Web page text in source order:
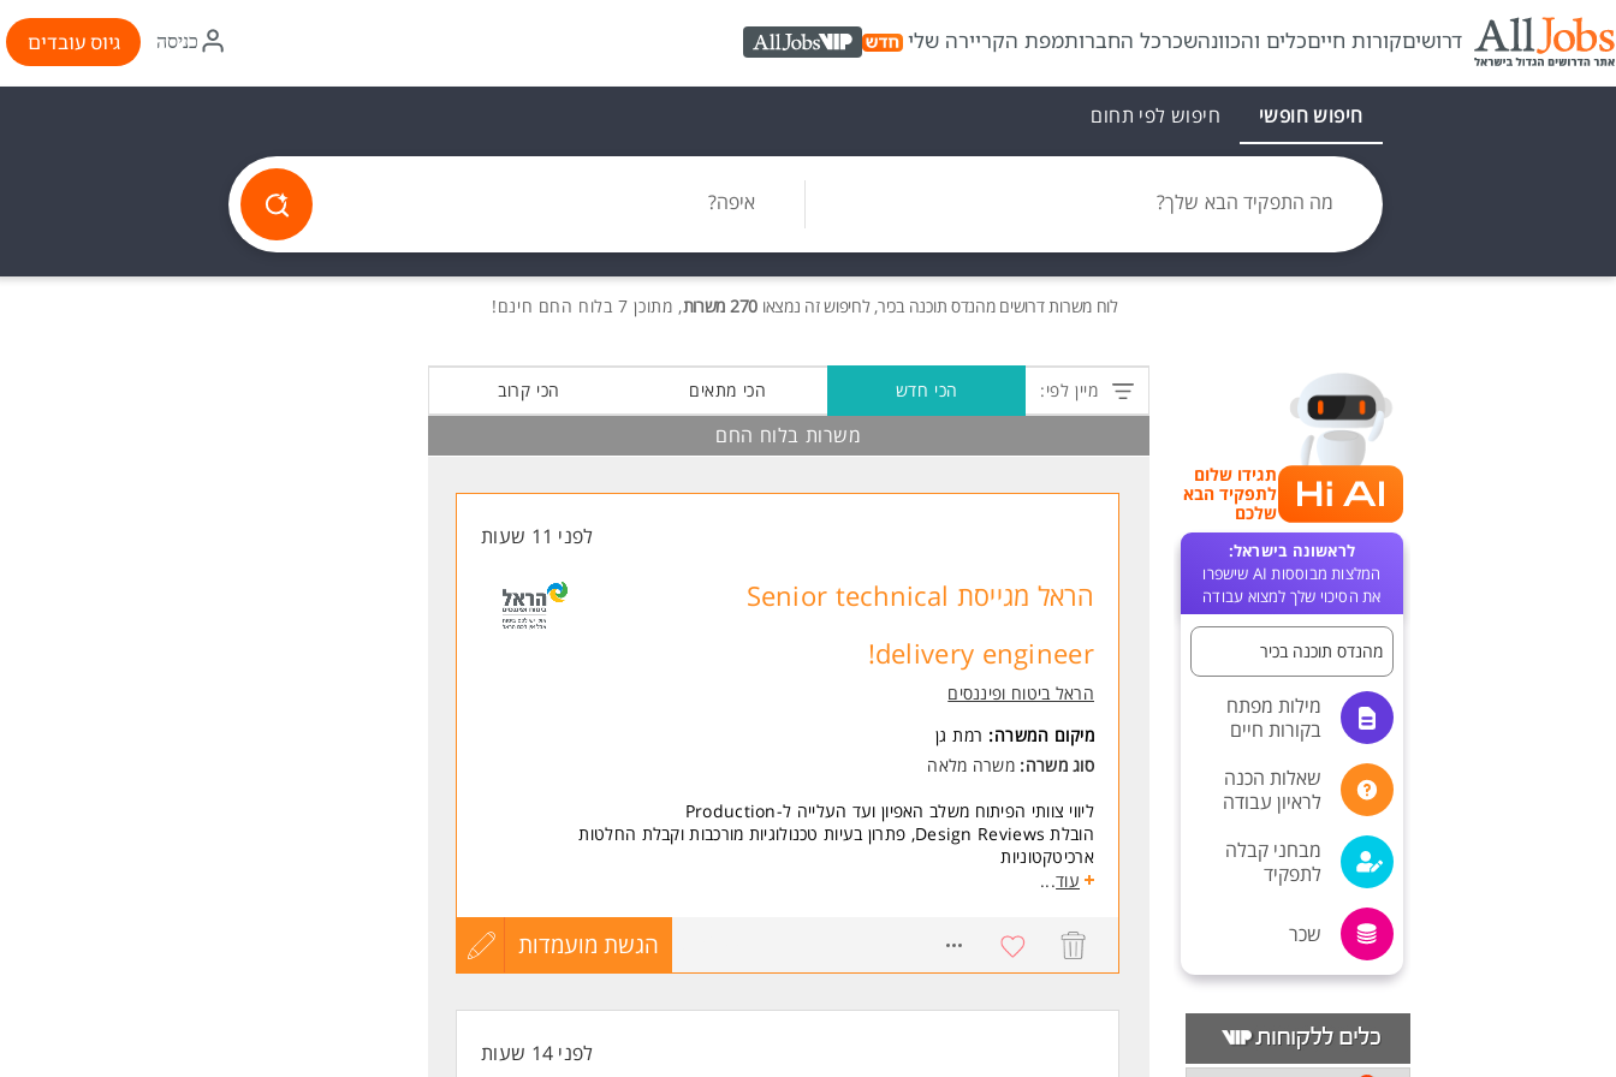
דרושיםקורות חייםכלים והכוונהשכרכל החברותמפת הקריירה שלי AllJobs VIP
איקון
התחברות
כניסה גיוס עובדים
חיפוש חופשי חיפוש לפי תחום
מה התפקיד הבא שלך? איפה?
לוח משרותדרושים מהנדס תוכנה בכיר, לחיפוש זה נמצאו 270 משרות , מתוכן 7 בלוח החם חינם!
תגידו שלום
לתפקיד הבא
שלכם
לראשונה בישראל:
המלצות מבוססות AI שישפרו
את הסיכוי שלך למצוא עבודה
מהנדס תוכנה בכיר
מילות מפתח
בקורות חיים
שאלות הכנה
לראיון עבודה
מבחני קבלה
לתפקיד
שכר
מיין לפי: הכי חדש הכי מתאים הכי קרוב
משרות בלוח החם
לפני 11 שעות
הראל מגייסת Senior technical
delivery engineer!
הראל ביטוח ופיננסים
מיקום המשרה: רמת גן
סוג משרה: משרה מלאה
ליווי צוותי הפיתוח משלב האפיון ועד העלייה ל-Production
הובלת Design Reviews, פתרון בעיות טכנולוגיות מורכבות וקבלת החלטות
ארכיטקטוניות
הובלה מקצועית של יוזמות טכנולוגיות והטמעת Best Practices
הובלת שילוב יכולות AI וכלים אג'נטיים לשיפור תהליכי הפיתוח והיעילות הארגונית
לפחות 7 שנות ניסיון בפיתוח תוכנה- חובה
עוד...
הגשת מועמדות
עדכון
לפני 14 שעות